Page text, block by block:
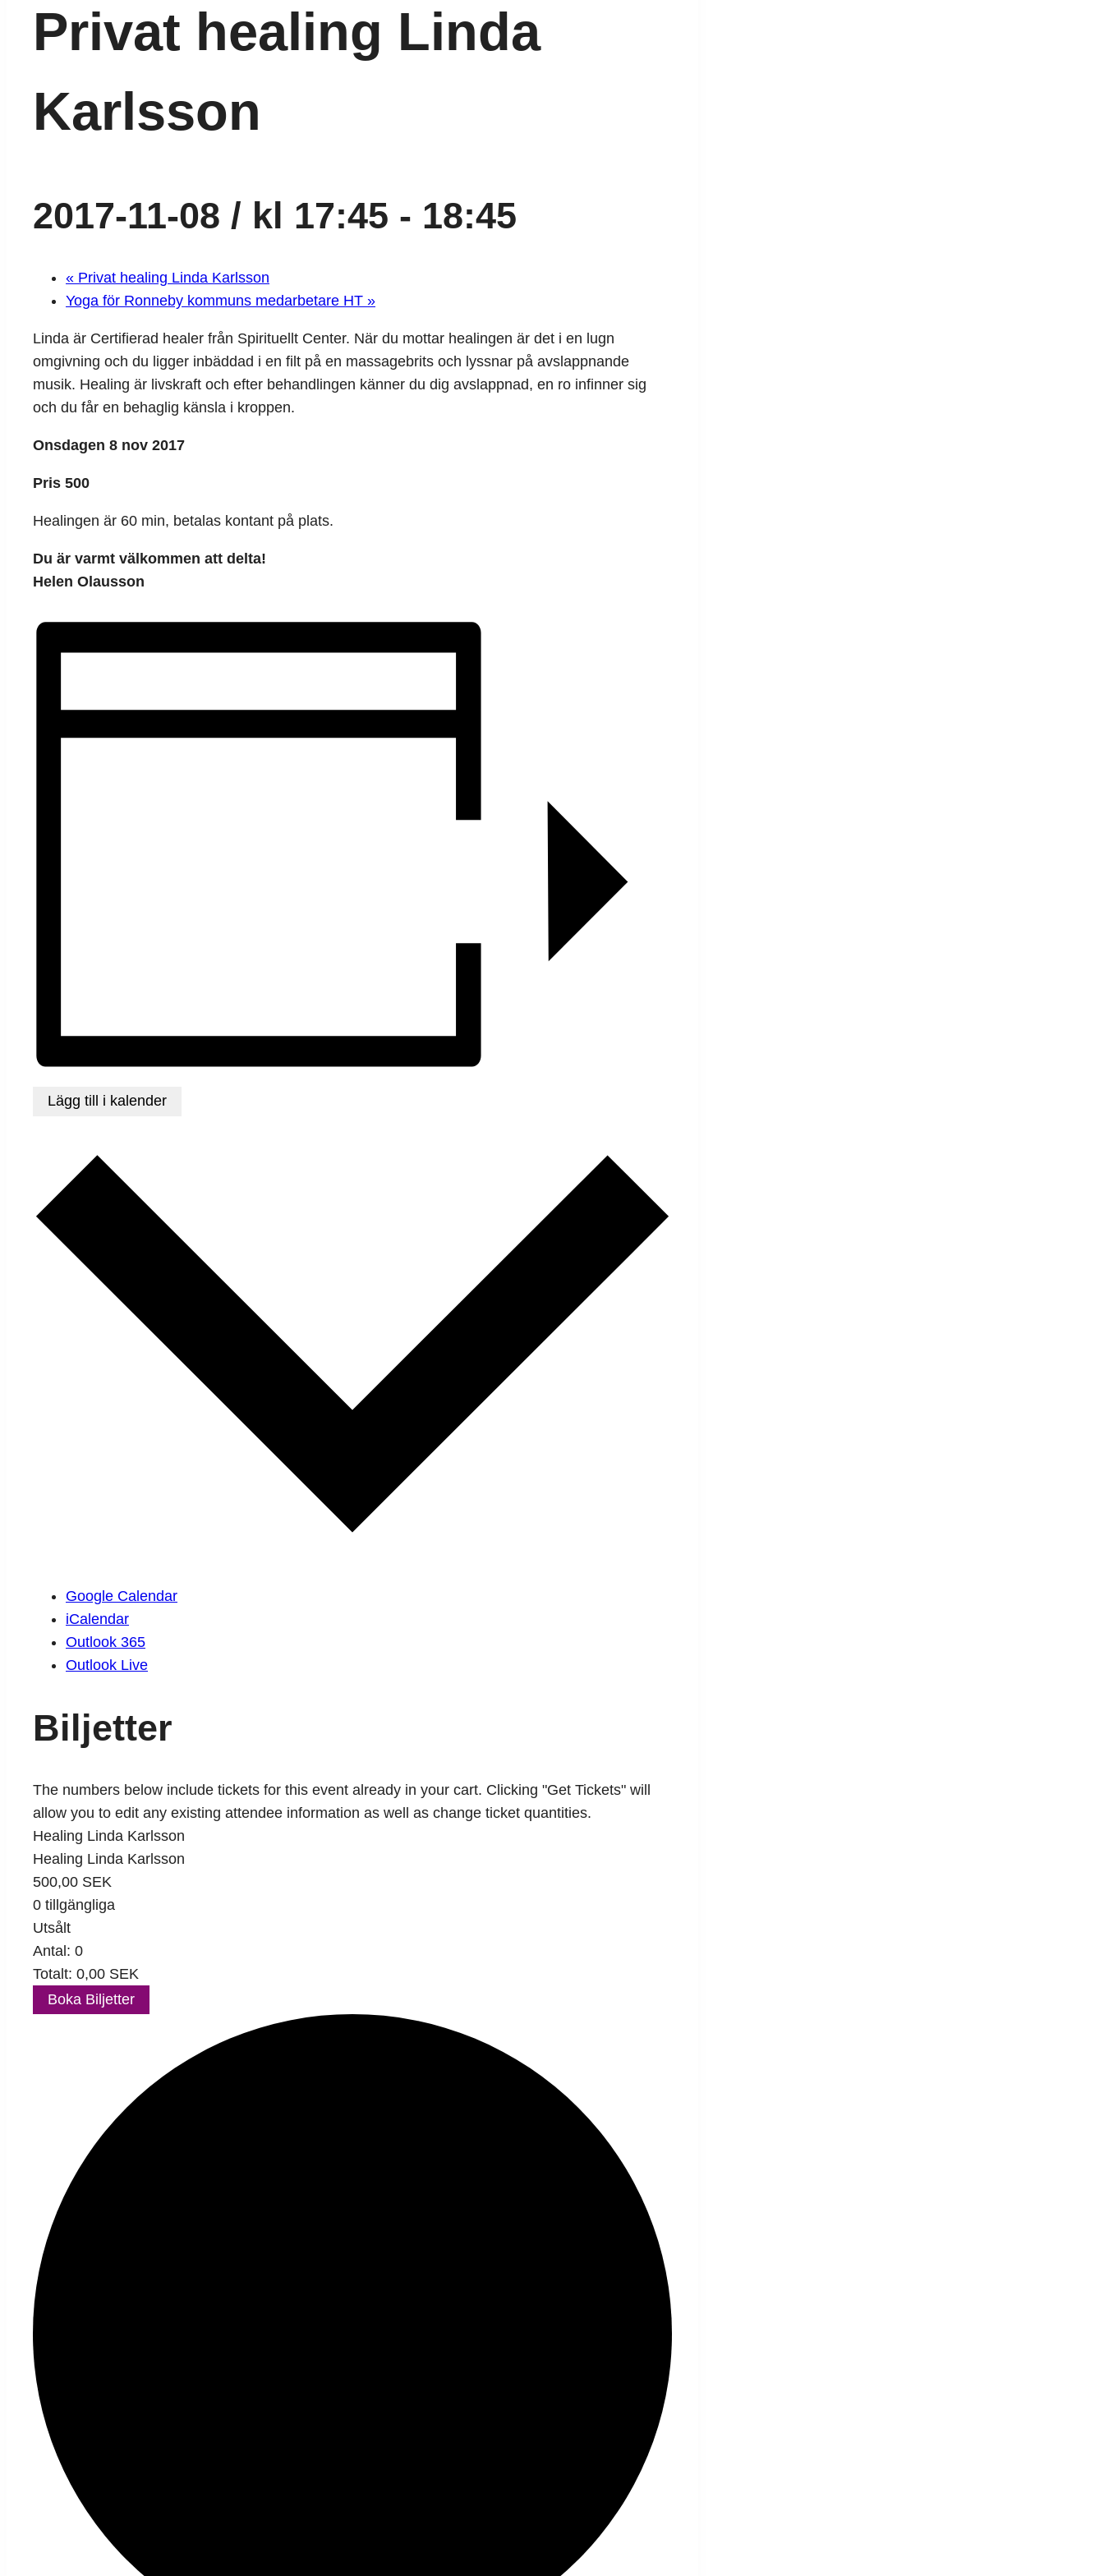
Privat healing Linda
Karlsson
2017-11-08 / kl 17:45 - 18:45
« Privat healing Linda Karlsson
Yoga för Ronneby kommuns medarbetare HT »
Linda är Certifierad healer från Spirituellt Center. När du mottar healingen är det i en lugn
omgivning och du ligger inbäddad i en filt på en massagebrits och lyssnar på avslappnande
musik. Healing är livskraft och efter behandlingen känner du dig avslappnad, en ro infinner sig
och du får en behaglig känsla i kroppen.
Onsdagen 8 nov 2017
Pris 500
Healingen är 60 min, betalas kontant på plats.
Du är varmt välkommen att delta!
Helen Olausson
Lägg till i kalender
Google Calendar
iCalendar
Outlook 365
Outlook Live
Biljetter
The numbers below include tickets for this event already in your cart. Clicking "Get Tickets" will
allow you to edit any existing attendee information as well as change ticket quantities.
Healing Linda Karlsson
Healing Linda Karlsson
500,00 SEK
0 tillgängliga
Utsålt
Antal: 0
Totalt: 0,00 SEK
Boka Biljetter